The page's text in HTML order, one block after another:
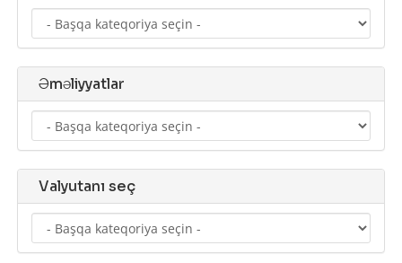
Əməliyyatlar
Valyutanı seç